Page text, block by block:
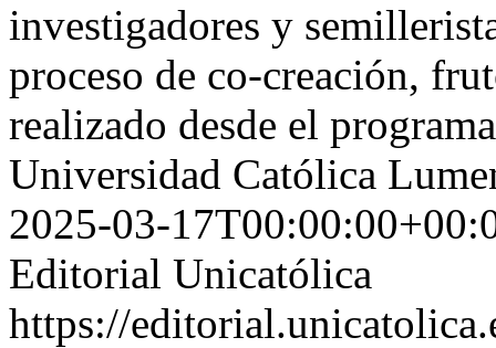
investigadores y
proceso de co-creación,
realizado desde el
Universidad Católica
2025-03-
Editorial Unicatólica
https://